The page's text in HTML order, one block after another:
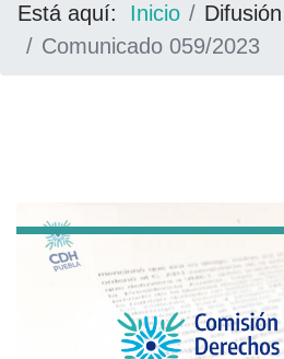
Está aquí: Inicio Difusión
Comunicado 059/2023